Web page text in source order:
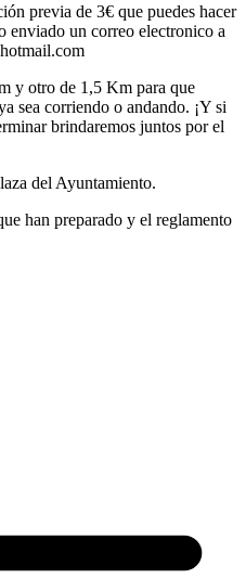
previa de 3€ que puedes hacer
enviado un correo electronico a
y otro de 1,5 Km para que
sea corriendo o andando. ¡Y si
brindaremos juntos por el
del Ayuntamiento.
han preparado y el reglamento